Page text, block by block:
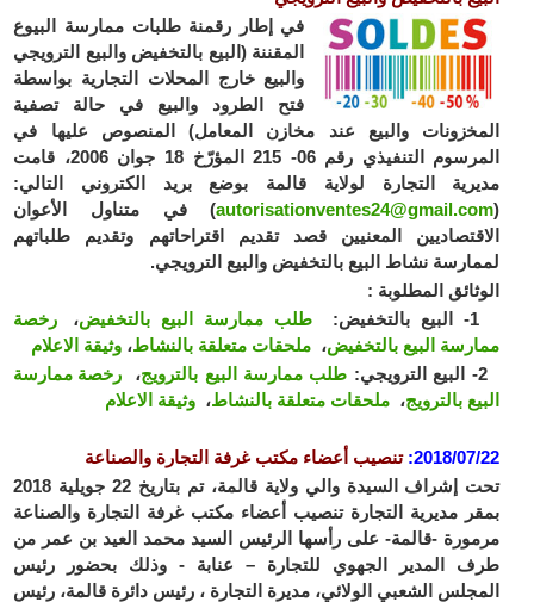
في إطار رقمنة طلبات ممارسة البيوع
المقننة (البيع بالتخفيض والبيع الترويجي
والبيع خارج المحلات التجارية بواسطة
فتح الطرود والبيع في حالة تصفية
اﻟﻤﺨزونات والبيع عند مخازن المعامل) المنصوص عليها في
المرسوم التنفيذي رقم 06- 215 المؤرّخ 18 جوان 2006، قامت
مديرية التجارة لولاية قالمة بوضع بريد الكتروني التالي:
(
autorisationventes24@gmail.com) في متناول الأعوان
الاقتصاديين المعنيين قصد تقديم اقتراحاتهم وتقديم طلباتهم
لممارسة نشاط البيع بالتخفيض والبيع الترويجي.
الوثائق المطلوبة :
1- البيع بالتخفيض:
طلب ممارسة البيع بالتخفيض، رخصة
ممارسة البيع بالتخفيض، ملحقات متعلقة بالنشاط، وثيقة الاعلام
2- البيع الترويجي:
طلب ممارسة البيع بالترويج، رخصة ممارسة
البيع بالترويج، ملحقات متعلقة بالنشاط، وثيقة الاعلام
2018/07/22
:تنصيب أعضاء مكتب غرفة التجارة والصناعة
تحت إشراف السيدة والي ولاية قالمة، تم بتاريخ 22 جويلية 2018
بمقر مديرية التجارة تنصيب أعضاء مكتب غرفة التجارة والصناعة
مرمورة -قالمة- على رأسها الرئيس السيد محمد العيد بن عمر من
طرف المدير الجهوي للتجارة – عنابة - وذلك بحضور رئيس
المجلس الشعبي الولائي، مديرة التجارة ، رئيس دائرة قالمة، رئيس